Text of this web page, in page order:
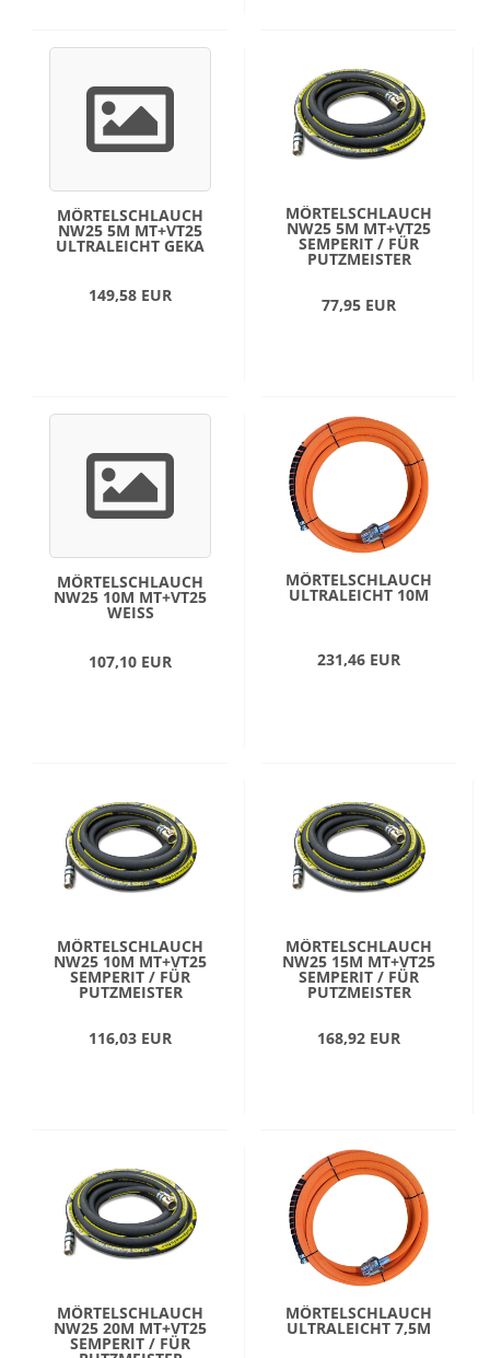
MÖRTELSCHLAUCH
NW25 5M MT+VT25
ULTRALEICHT GEKA
149,58 EUR
MÖRTELSCHLAUCH
NW25 5M MT+VT25
SEMPERIT / FÜR
PUTZMEISTER
77,95 EUR
MÖRTELSCHLAUCH
NW25 10M MT+VT25
WEISS
107,10 EUR
MÖRTELSCHLAUCH
ULTRALEICHT 10M
231,46 EUR
MÖRTELSCHLAUCH
NW25 10M MT+VT25
SEMPERIT / FÜR
PUTZMEISTER
116,03 EUR
MÖRTELSCHLAUCH
NW25 15M MT+VT25
SEMPERIT / FÜR
PUTZMEISTER
168,92 EUR
MÖRTELSCHLAUCH
NW25 20M MT+VT25
SEMPERIT / FÜR
MÖRTELSCHLAUCH
ULTRALEICHT 7,5M